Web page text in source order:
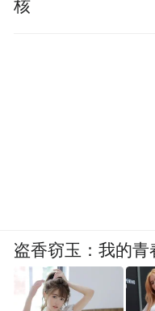
核
盗香窃玉：我的青